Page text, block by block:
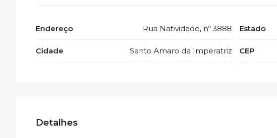
Endereço Rua Natividade, nº 3888
Cidade Santo Amaro da Imperatriz
Estado
CEP
Detalhes